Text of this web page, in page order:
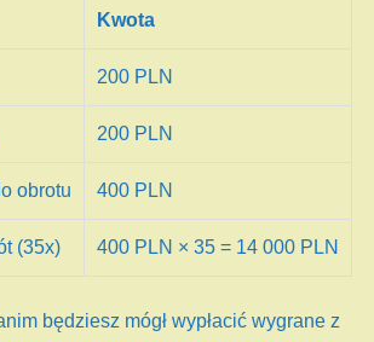
Kwota
200 PLN
200 PLN
obrotu 400 PLN
(35x) 400 PLN × 35 = 14 000 PLN
będziesz mógł wypłacić wygrane z